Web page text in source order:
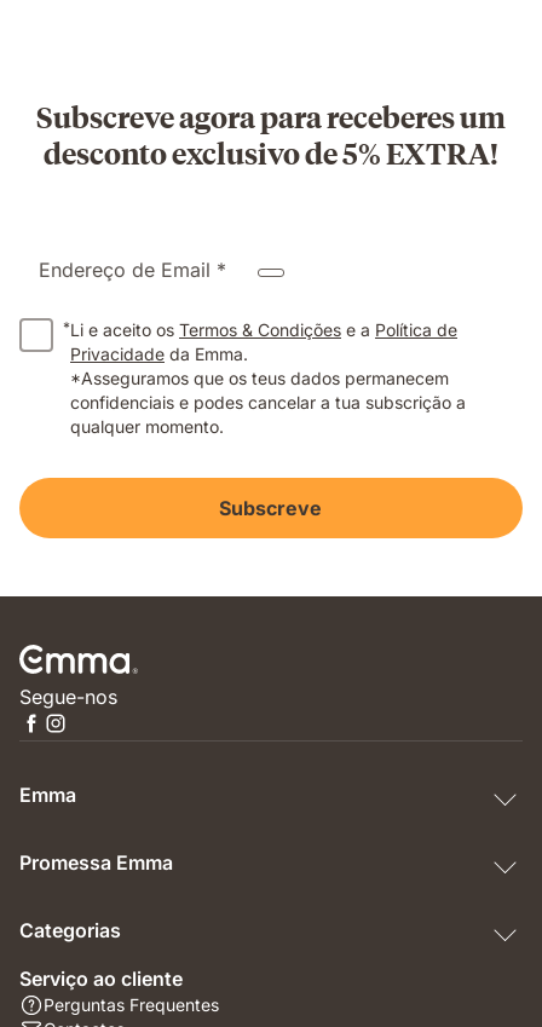
Subscreve agora para receberes um
desconto exclusivo de 5% EXTRA!
Endereço de Email *
*Li e aceito os Termos & Condições e a Política de
Privacidade da Emma.
*Asseguramos que os teus dados permanecem
confidenciais e podes cancelar a tua subscrição a
qualquer momento.
Subscreve
Segue-nos
Emma
Promessa Emma
Categorias
Serviço ao cliente
Perguntas Frequentes